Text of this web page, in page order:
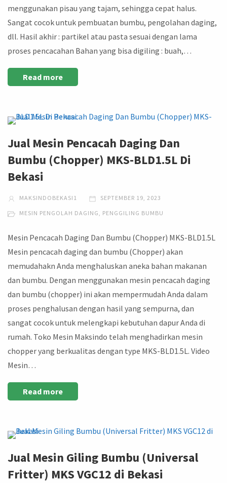
menggunakan pisau yang tajam, sehingga cepat halus.
Sangat cocok untuk pembuatan bumbu, pengolahan daging,
dll. Hasil akhir : partikel atau pasta sesuai dengan lama
proses pencacahan Bahan yang bisa digiling : buah,…
Read more
Jual Mesin Pencacah Daging Dan
Bumbu (Chopper) MKS-BLD1.5L Di
Bekasi
MAKSINDOBEKASI1 SEPTEMBER 19, 2023
MESIN PENGOLAH DAGING, PENGGILING BUMBU
Mesin Pencacah Daging Dan Bumbu (Chopper) MKS-BLD1.5L
Mesin pencacah daging dan bumbu (Chopper) akan
memudahakn Anda menghaluskan aneka bahan makanan
dan bumbu. Dengan menggunakan mesin pencacah daging
dan bumbu (chopper) ini akan mempermudah Anda dalam
proses penghalusan dengan hasil yang sempurna, dan
sangat cocok untuk melengkapi kebutuhan dapur Anda di
rumah. Toko Mesin Maksindo telah menghadirkan mesin
chopper yang berkualitas dengan type MKS-BLD1.5L. Video
Mesin…
Read more
Jual Mesin Giling Bumbu (Universal
Fritter) MKS VGC12 di Bekasi